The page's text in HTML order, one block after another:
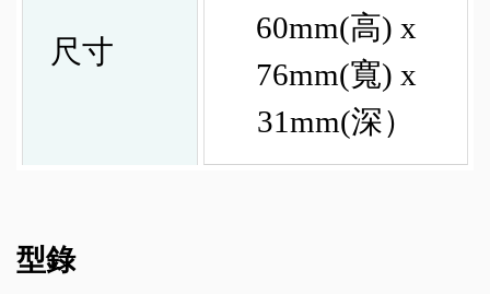
尺寸
60mm(高) x
76mm(寬) x
31mm(深）
型錄